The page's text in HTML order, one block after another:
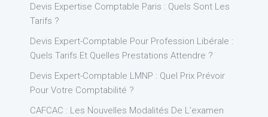
Devis Expertise Comptable Paris : Quels Sont Les
Tarifs ?
Devis Expert-Comptable Pour Profession Libérale :
Quels Tarifs Et Quelles Prestations Attendre ?
Devis Expert-Comptable LMNP : Quel Prix Prévoir
Pour Votre Comptabilité ?
CAFCAC : Les Nouvelles Modalités De L’examen